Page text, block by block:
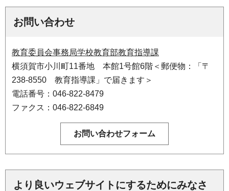
お問い合わせ
教育委員会事務局学校教育部教育指導課
横須賀市小川町11番地 本館1号館6階＜郵便物：「〒
238-8550 教育指導課」で届きます＞
電話番号：046-822-8479
ファクス：046-822-6849
より良いウェブサイトにするためにみなさ